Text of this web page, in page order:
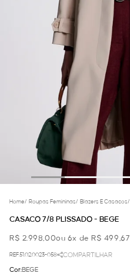
Home/ Roupas Femininas/ Blazers E Casacos/
CASACO 7/8 PLISSADO - BEGE
R$ 2.998,00ou 6x de R$ 499,67
REF.51.02.0023-058 COMPARTILHAR
Cor:BEGE